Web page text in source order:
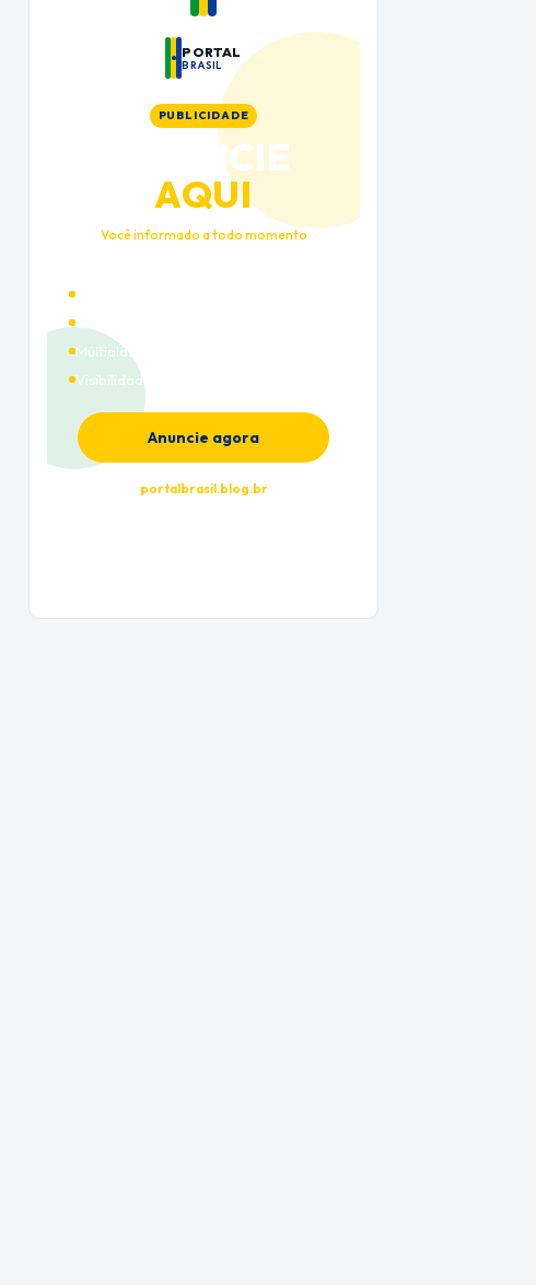
PORTAL
BRASIL
PUBLICIDADE
ANUNCIE
AQUI
Você informado a todo momento
Múltiplas categorias
Visibilidade premium
Anuncie agora
portalbrasil.blog.br